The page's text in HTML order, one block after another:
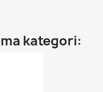
kategori: